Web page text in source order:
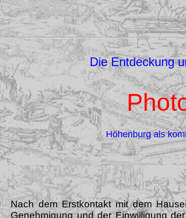
...
Die Entdeckung
Höhenburg als
Nach dem Erstkontakt mit dem
Genehmigung und der Einwilligung